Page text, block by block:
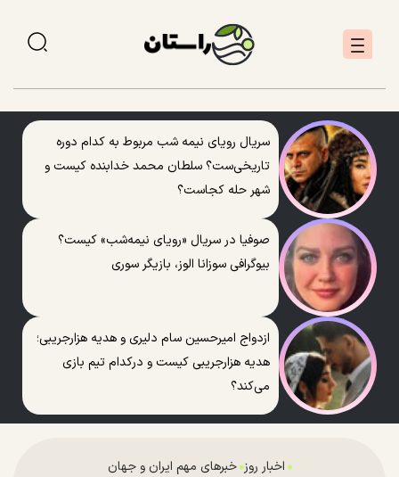
سریال رویای نیمه شب مربوط به کدام دوره
تاریخی‌ست؟ سلطان محمد خدابنده کیست و
شهر حله کجاست؟
صوفیا در سریال «رویای نیمه‌شب» کیست؟
بیوگرافی سوزانا الوز، بازیگر سوری
ازدواج امیرحسین سام دلیری و هدیه هزارجریبی؛
هدیه هزارجریبی کیست و درکدام تیم بازی
می‌کند؟
اخبار روز خبرهای مهم ایران و جهان